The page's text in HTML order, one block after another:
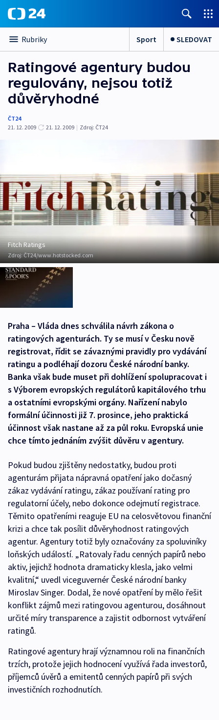
Rubriky Sport SLEDOVAT
Ratingové agentury budou
regulovány, nejsou totiž
důvěryhodné
ČT24
21. 12. 2009
21. 12. 2009 | Zdroj: ČT24
Fitch Ratings
Zdroj:ČT24/www.hotstocked.com
Praha – Vláda dnes schválila návrh zákona o
ratingových agenturách. Ty se musí v Česku nově
registrovat, řídit se závaznými pravidly pro vydávání
ratingu a podléhají dozoru České národní banky.
Banka však bude muset při dohlížení spolupracovat i
s Výborem evropských regulátorů kapitálového trhu
a ostatními evropskými orgány. Nařízení nabylo
formální účinnosti již 7. prosince, jeho praktická
účinnost však nastane až za půl roku. Evropská unie
chce tímto jednáním zvýšit důvěru v agentury.
Pokud budou zjištěny nedostatky, budou proti
agenturám přijata nápravná opatření jako dočasný
zákaz vydávání ratingu, zákaz používaní rating pro
regulatorní účely, nebo dokonce odejmutí registrace.
Těmito opatřeními reaguje EU na celosvětovou finanční
krizi a chce tak posílit důvěryhodnost ratingových
agentur. Agentury totiž byly označovány za spoluviníky
loňských událostí. „Ratovaly řadu cenných papírů nebo
aktiv, jejichž hodnota dramaticky klesla, jako velmi
kvalitní,“ uvedl viceguvernér České národní banky
Miroslav Singer. Dodal, že nové opatření by mělo řešit
konflikt zájmů mezi ratingovou agenturou, dosáhnout
určité míry transparence a zajistit odbornost vytváření
ratingů.
Ratingové agentury hrají významnou roli na finančních
trzích, protože jejich hodnocení využívá řada investorů,
příjemců úvěrů a emitentů cenných papírů při svých
investičních rozhodnutích.